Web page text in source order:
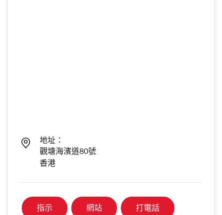
地址：
觀塘海濱道80號
香港
指示 網站 打電話